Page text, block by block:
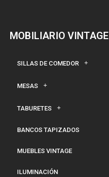
MOBILIARIO VINTAGE
SILLAS DE COMEDOR
MESAS
TABURETES
BANCOS TAPIZADOS
MUEBLES VINTAGE
ILUMINACIÓN